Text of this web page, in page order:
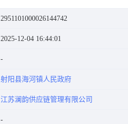
2951101000026144742
2025-12-04 16:44:01
射阳县海河镇人民政府
江苏澜韵供应链管理有限公司